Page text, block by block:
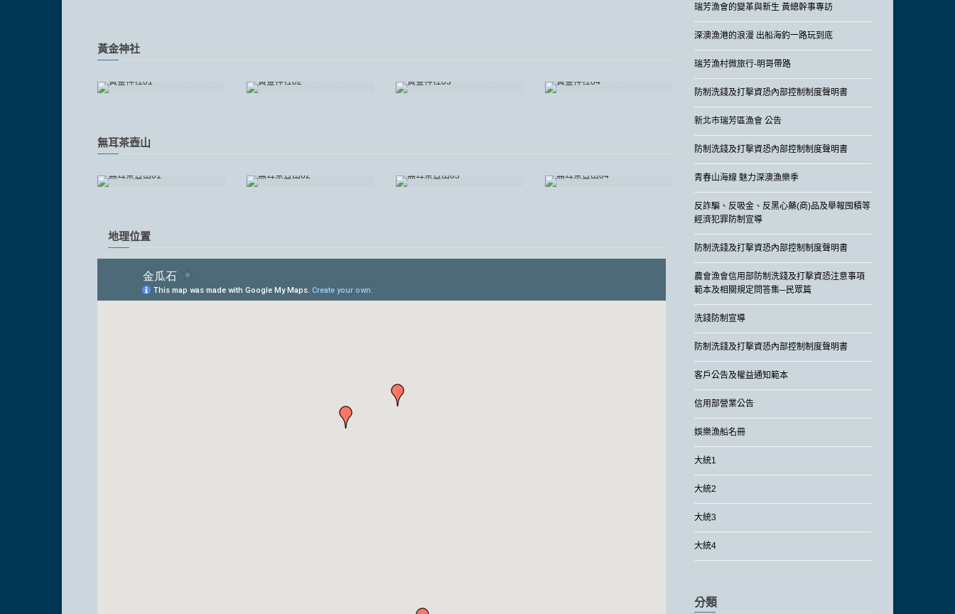
黃金神社
無耳茶壺山
地理位置
瑞芳漁會的變革與新生 黃總幹事專訪
深澳漁港的浪漫 出船海釣一路玩到底
瑞芳漁村微旅行-明哥帶路
防制洗錢及打擊資恐內部控制制度聲明書
新北市瑞芳區漁會 公告
防制洗錢及打擊資恐內部控制制度聲明書
青春山海線 魅力深澳漁樂季
反詐騙、反吸金、反黑心藥(商)品及舉報囤積等
經濟犯罪防制宣導
防制洗錢及打擊資恐內部控制制度聲明書
農會漁會信用部防制洗錢及打擊資恐注意事項
範本及相關規定問答集─民眾篇
洗錢防制宣導
防制洗錢及打擊資恐內部控制制度聲明書
客戶公告及權益通知範本
信用部營業公告
娛樂漁船名冊
大統1
大統2
大統3
大統4
分類